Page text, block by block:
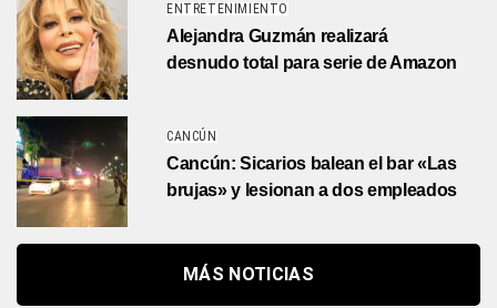
ENTRETENIMIENTO
Alejandra Guzmán realizará
desnudo total para serie de Amazon
CANCÚN
Cancún: Sicarios balean el bar «Las
brujas» y lesionan a dos empleados
MÁS NOTICIAS